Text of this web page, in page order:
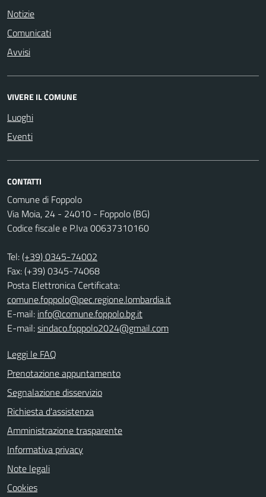
Notizie
Comunicati
Avvisi
VIVERE IL COMUNE
Luoghi
Eventi
CONTATTI
Comune di Foppolo
Via Moia, 24 - 24010 - Foppolo (BG)
Codice fiscale e P.Iva 00637310160
Tel:(+39) 0345-74002
Fax: (+39) 0345-74068
Posta Elettronica Certificata:
comune.foppolo@pec.regione.lombardia.it
E-mail: info@comune.foppolo.bg.it
E-mail:sindaco.foppolo2024@gmail.com
Leggi le FAQ
Prenotazione appuntamento
Segnalazione disservizio
Richiesta d'assistenza
Amministrazione trasparente
Informativa privacy
Note legali
Cookies